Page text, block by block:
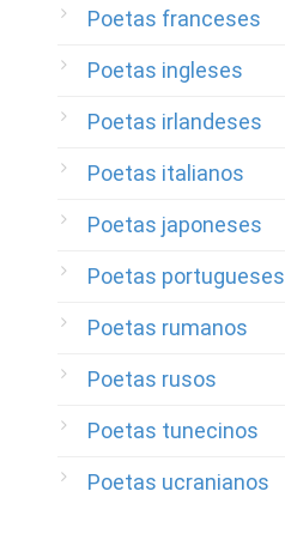
Poetas franceses
Poetas ingleses
Poetas irlandeses
Poetas italianos
Poetas japoneses
Poetas portugueses
Poetas rumanos
Poetas rusos
Poetas tunecinos
Poetas ucranianos